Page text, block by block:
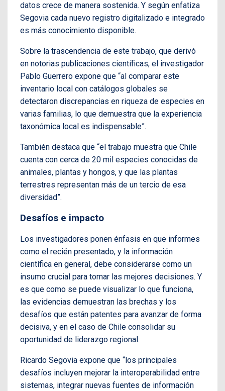
datos crece de manera sostenida. Y según enfatiza
Segovia cada nuevo registro digitalizado e integrado
es más conocimiento disponible.
Sobre la trascendencia de este trabajo, que derivó
en notorias publicaciones científicas, el investigador
Pablo Guerrero expone que “al comparar este
inventario local con catálogos globales se
detectaron discrepancias en riqueza de especies en
varias familias, lo que demuestra que la experiencia
taxonómica local es indispensable”.
También destaca que “el trabajo muestra que Chile
cuenta con cerca de 20 mil especies conocidas de
animales, plantas y hongos, y que las plantas
terrestres representan más de un tercio de esa
diversidad”.
Desafíos e impacto
Los investigadores ponen énfasis en que informes
como el recién presentado, y la información
científica en general, debe considerarse como un
insumo crucial para tomar las mejores decisiones. Y
es que como se puede visualizar lo que funciona,
las evidencias demuestran las brechas y los
desafíos que están patentes para avanzar de forma
decisiva, y en el caso de Chile consolidar su
oportunidad de liderazgo regional.
Ricardo Segovia expone que “los principales
desafíos incluyen mejorar la interoperabilidad entre
sistemas, integrar nuevas fuentes de información